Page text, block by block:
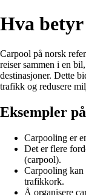
Hva
Carpool på norsk
reiser sammen i en
destinasjoner. Dette
trafikk og redusere
Eksempler
Carpooling er
Det er flere
(carpool).
Carpooling kan
trafikkork.
Å organisere